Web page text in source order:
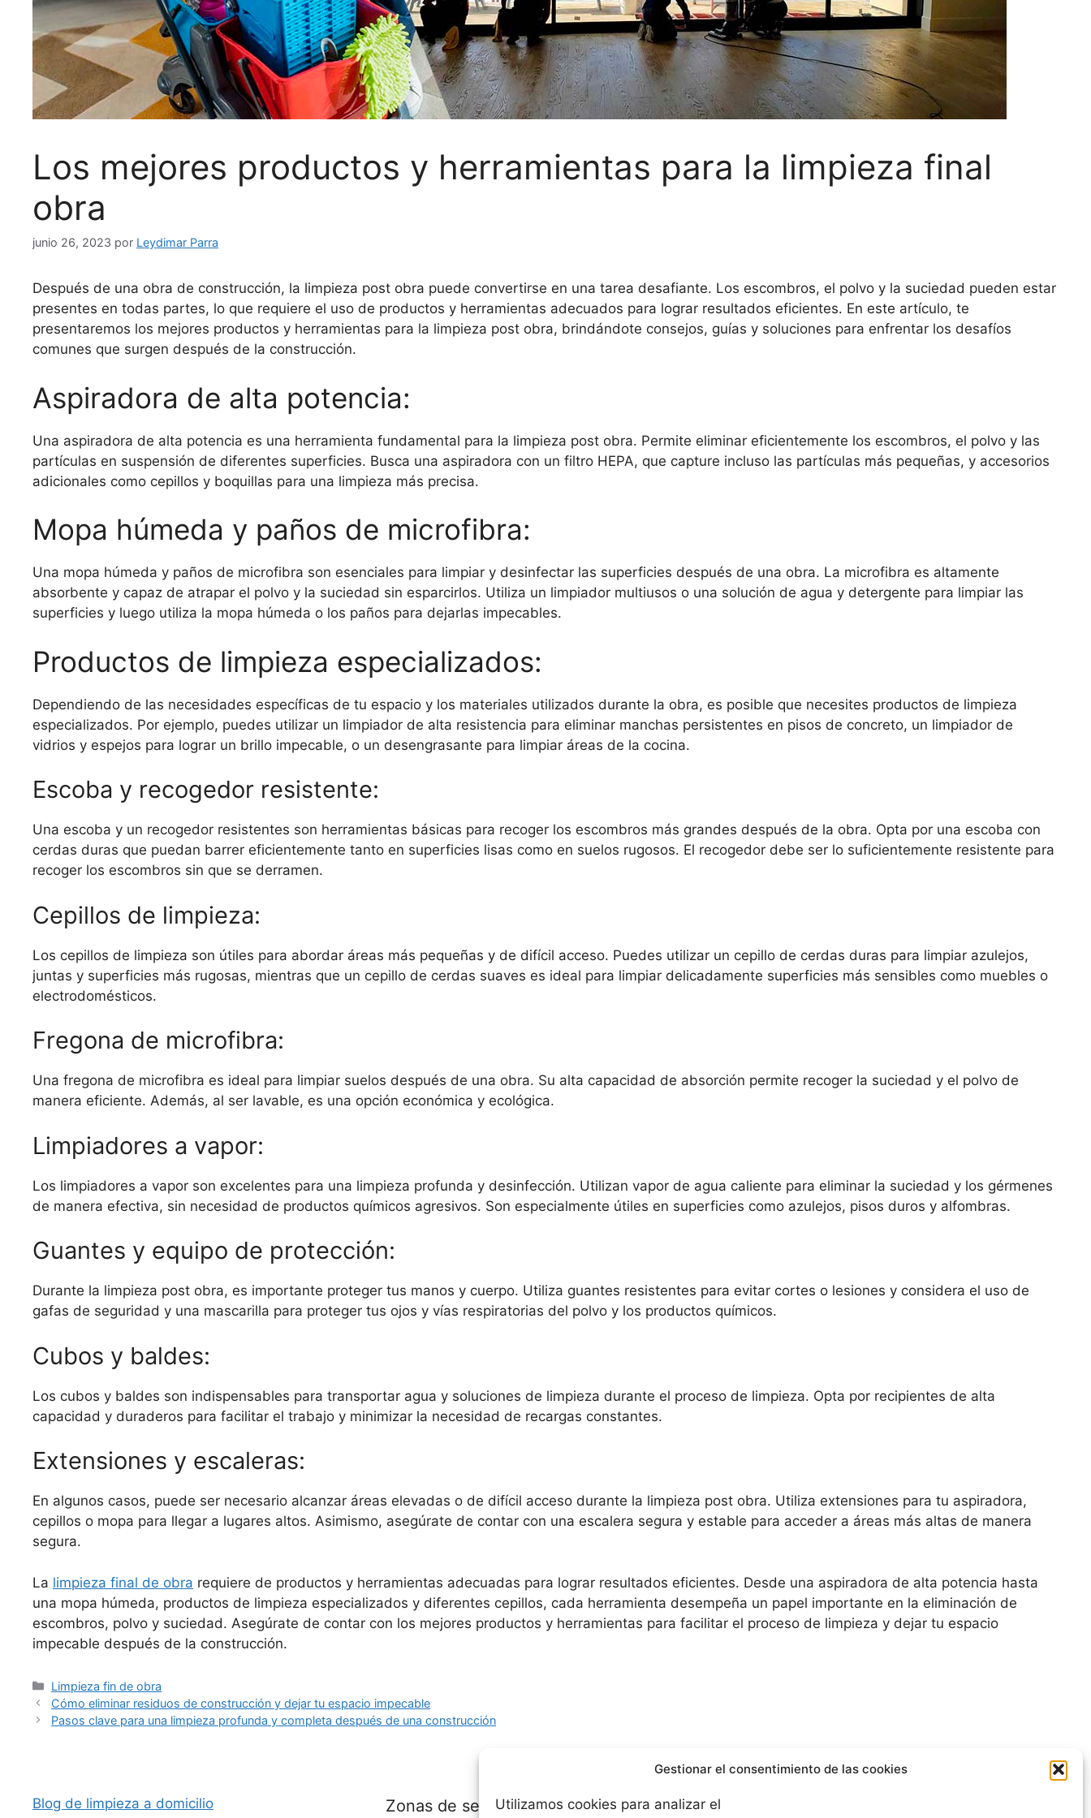
Gestionar el consentimiento de las cookies
Utilizamos cookies para analizar el
Los mejores productos y herramientas para la limpieza final
obra
junio 26, 2023 por Leydimar Parra
Después de una obra de construcción, la limpieza post obra puede convertirse en una tarea desafiante. Los escombros, el polvo y la suciedad pueden estar
presentes en todas partes, lo que requiere el uso de productos y herramientas adecuados para lograr resultados eficientes. En este artículo, te
presentaremos los mejores productos y herramientas para la limpieza post obra, brindándote consejos, guías y soluciones para enfrentar los desafíos
comunes que surgen después de la construcción.
Aspiradora de alta potencia:
Una aspiradora de alta potencia es una herramienta fundamental para la limpieza post obra. Permite eliminar eficientemente los escombros, el polvo y las
partículas en suspensión de diferentes superficies. Busca una aspiradora con un filtro HEPA, que capture incluso las partículas más pequeñas, y accesorios
adicionales como cepillos y boquillas para una limpieza más precisa.
Mopa húmeda y paños de microfibra:
Una mopa húmeda y paños de microfibra son esenciales para limpiar y desinfectar las superficies después de una obra. La microfibra es altamente
absorbente y capaz de atrapar el polvo y la suciedad sin esparcirlos. Utiliza un limpiador multiusos o una solución de agua y detergente para limpiar las
superficies y luego utiliza la mopa húmeda o los paños para dejarlas impecables.
Productos de limpieza especializados:
Dependiendo de las necesidades específicas de tu espacio y los materiales utilizados durante la obra, es posible que necesites productos de limpieza
especializados. Por ejemplo, puedes utilizar un limpiador de alta resistencia para eliminar manchas persistentes en pisos de concreto, un limpiador de
vidrios y espejos para lograr un brillo impecable, o un desengrasante para limpiar áreas de la cocina.
Escoba y recogedor resistente:
Una escoba y un recogedor resistentes son herramientas básicas para recoger los escombros más grandes después de la obra. Opta por una escoba con
cerdas duras que puedan barrer eficientemente tanto en superficies lisas como en suelos rugosos. El recogedor debe ser lo suficientemente resistente para
recoger los escombros sin que se derramen.
Cepillos de limpieza:
Los cepillos de limpieza son útiles para abordar áreas más pequeñas y de difícil acceso. Puedes utilizar un cepillo de cerdas duras para limpiar azulejos,
juntas y superficies más rugosas, mientras que un cepillo de cerdas suaves es ideal para limpiar delicadamente superficies más sensibles como muebles o
electrodomésticos.
Fregona de microfibra:
Una fregona de microfibra es ideal para limpiar suelos después de una obra. Su alta capacidad de absorción permite recoger la suciedad y el polvo de
manera eficiente. Además, al ser lavable, es una opción económica y ecológica.
Limpiadores a vapor:
Los limpiadores a vapor son excelentes para una limpieza profunda y desinfección. Utilizan vapor de agua caliente para eliminar la suciedad y los gérmenes
de manera efectiva, sin necesidad de productos químicos agresivos. Son especialmente útiles en superficies como azulejos, pisos duros y alfombras.
Guantes y equipo de protección:
Durante la limpieza post obra, es importante proteger tus manos y cuerpo. Utiliza guantes resistentes para evitar cortes o lesiones y considera el uso de
gafas de seguridad y una mascarilla para proteger tus ojos y vías respiratorias del polvo y los productos químicos.
Cubos y baldes:
Los cubos y baldes son indispensables para transportar agua y soluciones de limpieza durante el proceso de limpieza. Opta por recipientes de alta
capacidad y duraderos para facilitar el trabajo y minimizar la necesidad de recargas constantes.
Extensiones y escaleras:
En algunos casos, puede ser necesario alcanzar áreas elevadas o de difícil acceso durante la limpieza post obra. Utiliza extensiones para tu aspiradora,
cepillos o mopa para llegar a lugares altos. Asimismo, asegúrate de contar con una escalera segura y estable para acceder a áreas más altas de manera
segura.
La limpieza final de obra requiere de productos y herramientas adecuadas para lograr resultados eficientes. Desde una aspiradora de alta potencia hasta
una mopa húmeda, productos de limpieza especializados y diferentes cepillos, cada herramienta desempeña un papel importante en la eliminación de
escombros, polvo y suciedad. Asegúrate de contar con los mejores productos y herramientas para facilitar el proceso de limpieza y dejar tu espacio
impecable después de la construcción.
Categorías
Limpieza fin de obra
Cómo eliminar residuos de construcción y dejar tu espacio impecable
Pasos clave para una limpieza profunda y completa después de una construcción
Blog de limpieza a domicilio Zonas de servicio: